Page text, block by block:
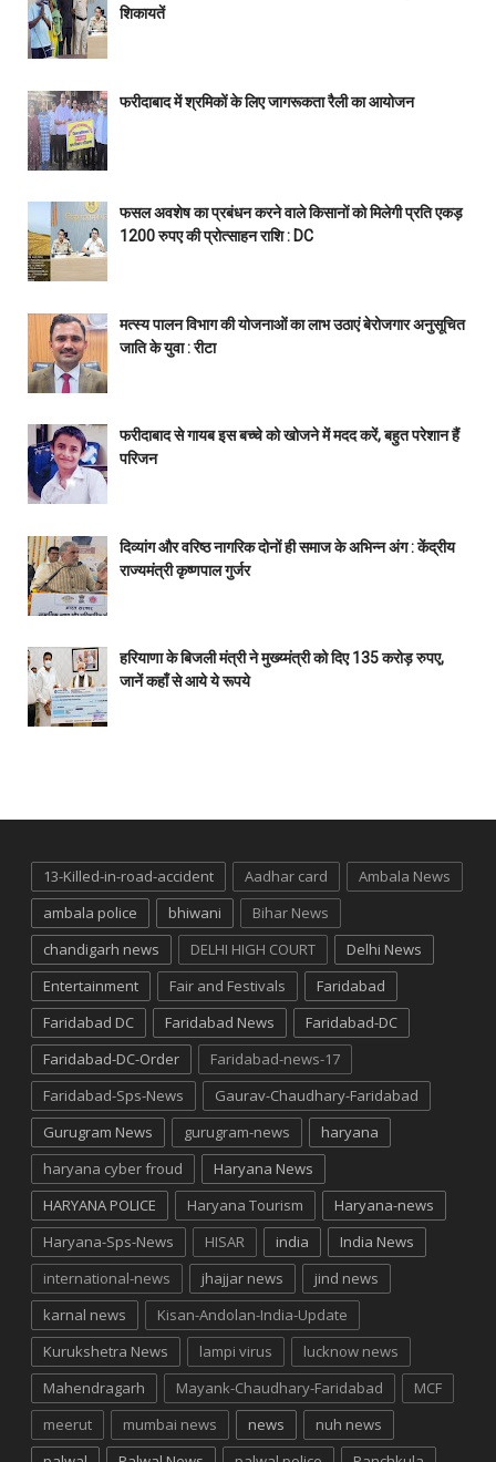
शिकायतें
फरीदाबाद में श्रमिकों के लिए जागरूकता रैली का आयोजन
फसल अवशेष का प्रबंधन करने वाले किसानों को मिलेगी प्रति एकड़
1200 रुपए की प्रोत्साहन राशि : DC
मत्स्य पालन विभाग की योजनाओं का लाभ उठाएं बेरोजगार अनुसूचित
जाति के युवा : रीटा
फरीदाबाद से गायब इस बच्चे को खोजने में मदद करें, बहुत परेशान हैं
परिजन
दिव्यांग और वरिष्ठ नागरिक दोनों ही समाज के अभिन्न अंग : केंद्रीय
राज्यमंत्री कृष्णपाल गुर्जर
हरियाणा के बिजली मंत्री ने मुख्य्मंत्री को दिए 135 करोड़ रुपए,
जानें कहाँ से आये ये रूपये
13-Killed-in-road-accident Aadhar card
Ambala News
ambala police
bhiwani
Bihar News
chandigarh news
DELHI HIGH COURT
Delhi News
Entertainment
Fair and Festivals
Faridabad
Faridabad DC
Faridabad News
Faridabad-DC
Faridabad-DC-Order
Faridabad-news-17
Faridabad-Sps-News
Gaurav-Chaudhary-Faridabad
Gurugram News
gurugram-news
haryana
haryana cyber froud
Haryana News
HARYANA POLICE
Haryana Tourism
Haryana-news
Haryana-Sps-News
HISAR india
India News
international-news
jhajjar news
jind news
karnal news
Kisan-Andolan-India-Update
Kurukshetra News
lampi virus
lucknow news
Mahendragarh
Mayank-Chaudhary-Faridabad
MCF
meerut
mumbai news news
nuh news